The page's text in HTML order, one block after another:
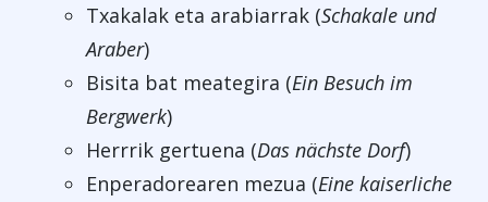
Txakalak eta arabiarrak (Schakale und
Araber)
Bisita bat meategira (Ein Besuch im
Bergwerk)
Herrrik gertuena (Das nächste Dorf)
Enperadorearen mezua (Eine kaiserliche